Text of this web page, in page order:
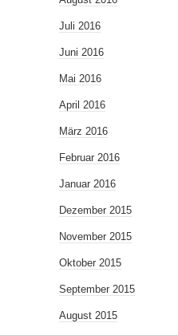
Juli 2016
Juni 2016
Mai 2016
April 2016
März 2016
Februar 2016
Januar 2016
Dezember 2015
November 2015
Oktober 2015
September 2015
August 2015